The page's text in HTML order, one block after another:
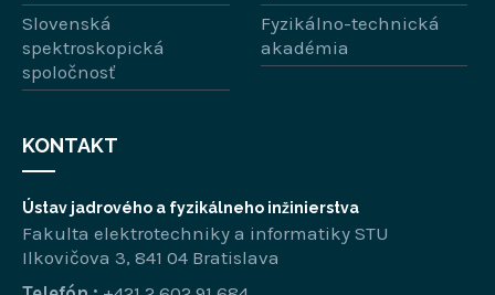
Slovenská
spektroskopická
spoločnosť
Fyzikálno-technická
akadémia
KONTAKT
Ústav jadrového a fyzikálneho inžinierstva
Fakulta elektrotechniky a informatiky STU
Ilkovičova 3, 841 04 Bratislava